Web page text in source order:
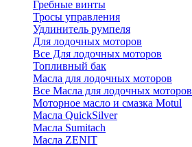
Гребные винты
Тросы управления
Удлинитель румпеля
Для лодочных моторов
Все Для лодочных моторов
Топливный бак
Масла для лодочных моторов
Все Масла для лодочных моторов
Моторное масло и смазка Motul
Масла QuickSilver
Масла Sumitach
Масла ZENIT